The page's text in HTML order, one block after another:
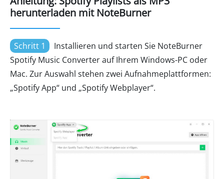
herunterladen mit NoteBurner
Schritt 1
Installieren und starten Sie NoteBurner
Spotify Music Converter auf Ihrem Windows-PC oder
Mac. Zur Auswahl stehen zwei Aufnahmeplattformen:
„Spotify App“ und „Spotify Webplayer“.